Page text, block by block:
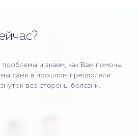
и знаем, как Вам помочь.
сами в прошлом преодолели
все стороны болезни.